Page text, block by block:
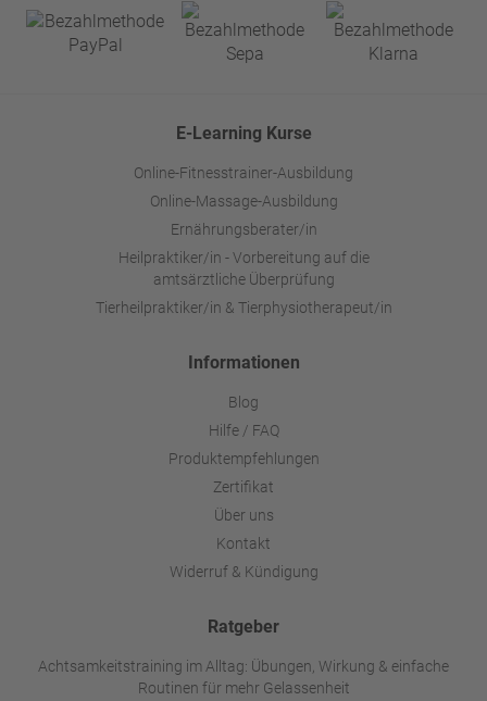
E-Learning Kurse
Online-Fitnesstrainer-Ausbildung
Online-Massage-Ausbildung
Ernährungsberater/in
Heilpraktiker/in - Vorbereitung auf die
amtsärztliche Überprüfung
Tierheilpraktiker/in & Tierphysiotherapeut/in
Informationen
Blog
Hilfe / FAQ
Produktempfehlungen
Zertifikat
Über uns
Kontakt
Widerruf & Kündigung
Ratgeber
Achtsamkeitstraining im Alltag: Übungen, Wirkung & einfache
Routinen für mehr Gelassenheit